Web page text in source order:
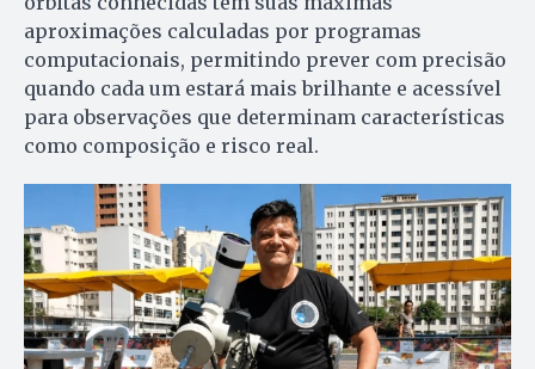
aproximações calculadas por programas
computacionais, permitindo prever com precisão
quando cada um estará mais brilhante e acessível
para observações que determinam características
como composição e risco real.